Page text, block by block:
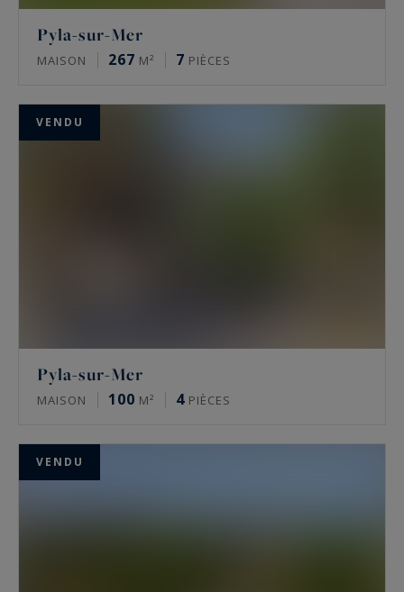
Pyla-sur-Mer
MAISON 267 M² 7 PIÈCES
VENDU
Pyla-sur-Mer
MAISON 100 M² 4 PIÈCES
VENDU